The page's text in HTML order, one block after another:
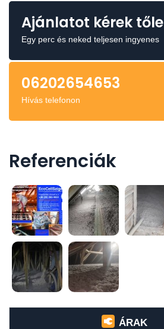
Ajánlatot kérek tőle
Egy perc és neked teljesen ingyenes
06202654653
Hívás telefonon
Referenciák
ÁRAK